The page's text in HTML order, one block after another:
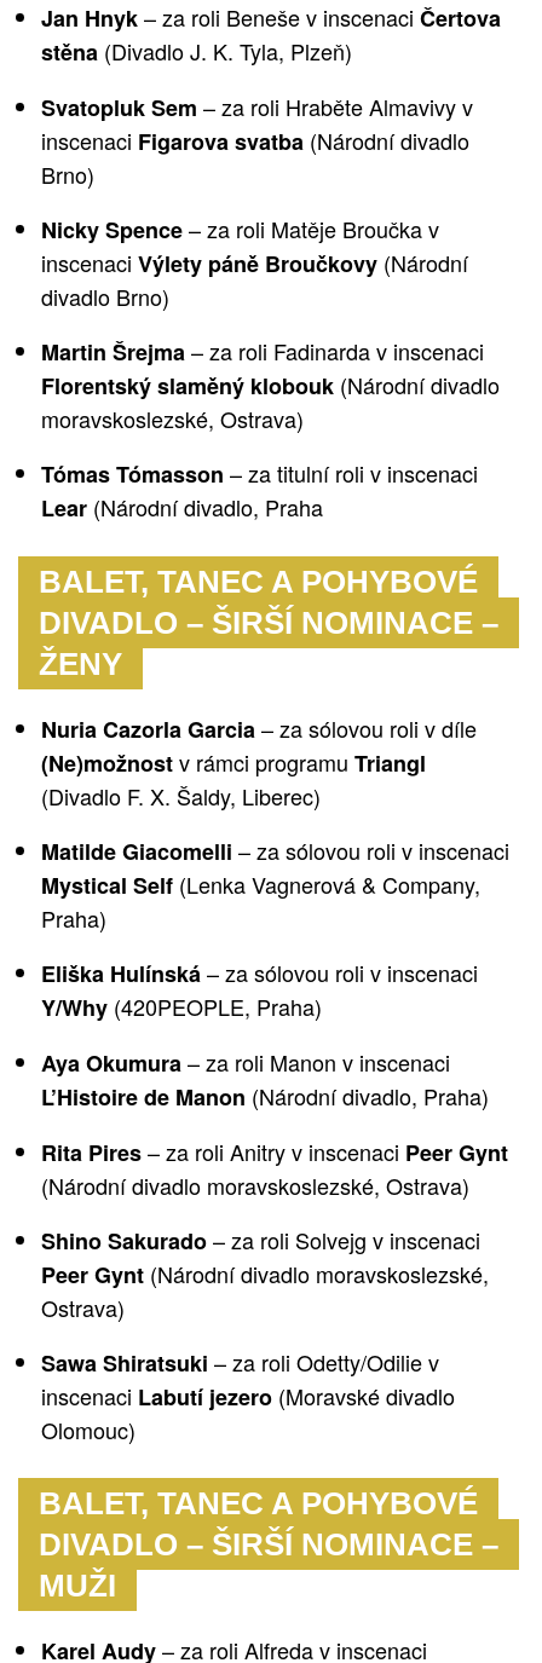
Jan Hnyk– za roli Beneše v inscenaci Čertova
stěna (Divadlo J. K. Tyla, Plzeň)
Svatopluk Sem – za roli HraběteAlmavivy v
inscenaci Figarova svatba (Národní divadlo
Brno)
Nicky Spence– za roli Matěje Broučka v
inscenaci Výlety páně Broučkovy (Národní
divadlo Brno)
Martin Šrejma– za roli Fadinarda v inscenaci
Florentský slaměný klobouk (Národní divadlo
moravskoslezské, Ostrava)
Tómas Tómasson – za titulní roli v inscenaci
Lear (Národní divadlo, Praha
BALET, TANEC A POHYBOVÉ
DIVADLO – ŠIRŠÍ NOMINACE –
ŽENY
Nuria Cazorla Garcia– za sólovou roli v díle
(Ne)možnostv rámci programu Triangl
(Divadlo F. X. Šaldy, Liberec)
Matilde Giacomelli – za sólovou roli v inscenaci
Mystical Self (Lenka Vagnerová & Company,
Praha)
Eliška Hulínská– za sólovou roli v inscenaci
Y/Why (420PEOPLE, Praha)
Aya Okumura– za roli Manon v inscenaci
L’Histoire de Manon (Národní divadlo, Praha)
Rita Pires– za roli Anitry v inscenaci Peer Gynt
(Národní divadlo moravskoslezské, Ostrava)
Shino Sakurado– za roli Solvejg v inscenaci
Peer Gynt (Národní divadlo moravskoslezské,
Ostrava)
Sawa Shiratsuki – za roli Odetty/Odilie v
inscenaci Labutí jezero (Moravské divadlo
Olomouc)
BALET, TANEC A POHYBOVÉ
DIVADLO – ŠIRŠÍ NOMINACE –
MUŽI
Karel Audy– za roli Alfreda v inscenaci